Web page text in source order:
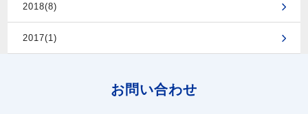
2018(8)
2017(1)
お問い合わせ